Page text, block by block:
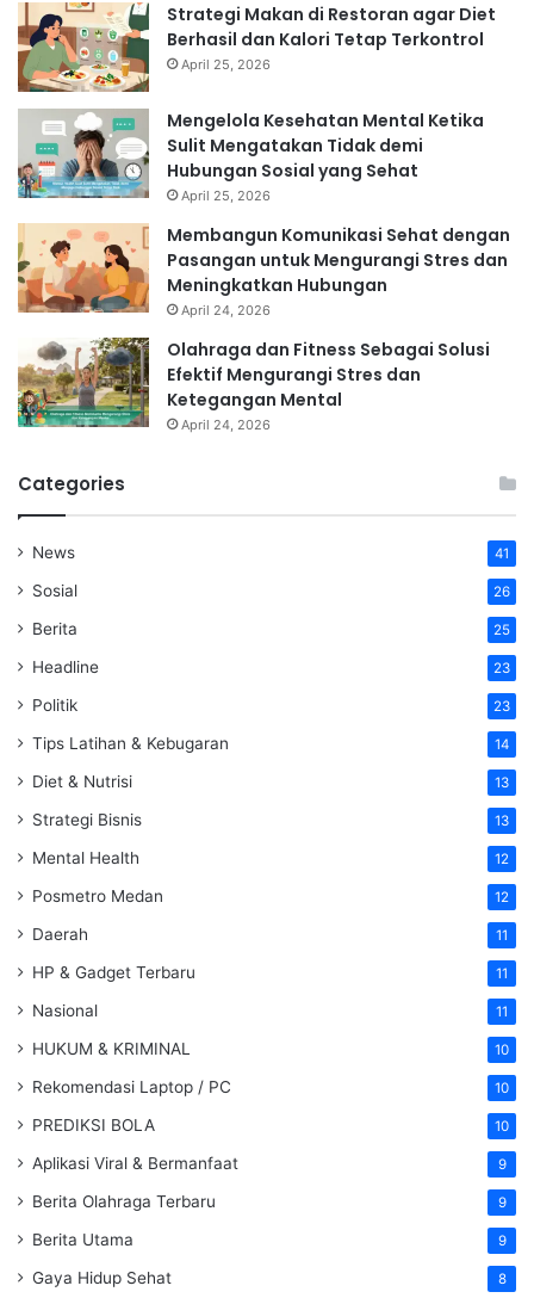
Strategi Makan di Restoran agar Diet
Berhasil dan Kalori Tetap Terkontrol
April 25, 2026
Mengelola Kesehatan Mental Ketika
Sulit Mengatakan Tidak demi
Hubungan Sosial yang Sehat
April 25, 2026
Membangun Komunikasi Sehat dengan
Pasangan untuk Mengurangi Stres dan
Meningkatkan Hubungan
April 24, 2026
Olahraga dan Fitness Sebagai Solusi
Efektif Mengurangi Stres dan
Ketegangan Mental
April 24, 2026
Categories
News 41
Sosial 26
Berita 25
Headline 23
Politik 23
Tips Latihan & Kebugaran 14
Diet & Nutrisi 13
Strategi Bisnis 13
Mental Health 12
Posmetro Medan 12
Daerah 11
HP & Gadget Terbaru 11
Nasional 11
HUKUM & KRIMINAL 10
Rekomendasi Laptop / PC 10
PREDIKSI BOLA 10
Aplikasi Viral & Bermanfaat 9
Berita Olahraga Terbaru 9
Berita Utama 9
Gaya Hidup Sehat 8